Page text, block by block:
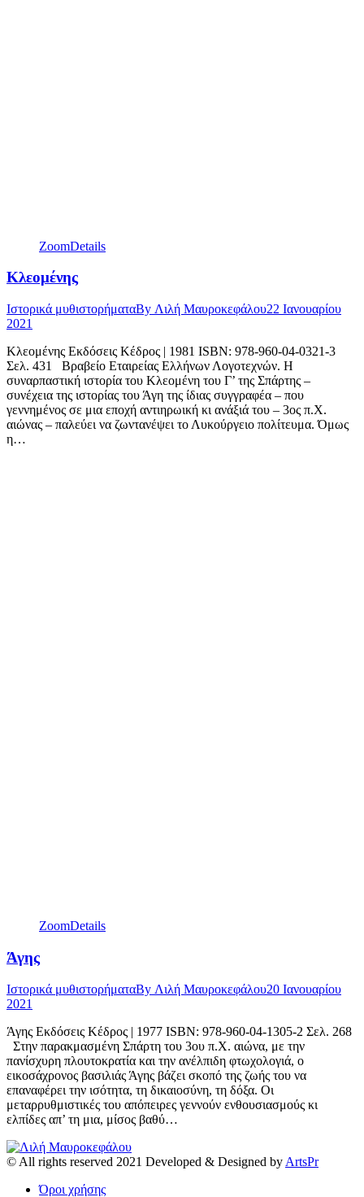
ZoomDetails
Κλεομένης
Ιστορικά μυθιστορήματαBy Λιλή Μαυροκεφάλου22 Ιανουαρίου
2021
Κλεομένης Εκδόσεις Κέδρος | 1981 ISBN: 978-960-04-0321-3
Σελ. 431 Βραβείο Εταιρείας Ελλήνων Λογοτεχνών. Η
συναρπαστική ιστορία του Κλεομένη του Γ’ της Σπάρτης –
συνέχεια της ιστορίας του Άγη της ίδιας συγγραφέα – που
γεννημένος σε μια εποχή αντιηρωική κι ανάξιά του – 3ος π.Χ.
αιώνας – παλεύει να ζωντανέψει το Λυκούργειο πολίτευμα. Όμως
η…
ZoomDetails
Άγης
Ιστορικά μυθιστορήματαBy Λιλή Μαυροκεφάλου20 Ιανουαρίου
2021
Άγης Εκδόσεις Κέδρος | 1977 ISBN: 978-960-04-1305-2 Σελ. 268
Στην παρακμασμένη Σπάρτη του 3ου π.Χ. αιώνα, με την
πανίσχυρη πλουτοκρατία και την ανέλπιδη φτωχολογιά, ο
εικοσάχρονος βασιλιάς Άγης βάζει σκοπό της ζωής του να
επαναφέρει την ισότητα, τη δικαιοσύνη, τη δόξα. Οι
μεταρρυθμιστικές του απόπειρες γεννούν ενθουσιασμούς κι
ελπίδες απ’ τη μια, μίσος βαθύ…
© All rights reserved 2021 Developed & Designed by ArtsPr
Όροι χρήσης